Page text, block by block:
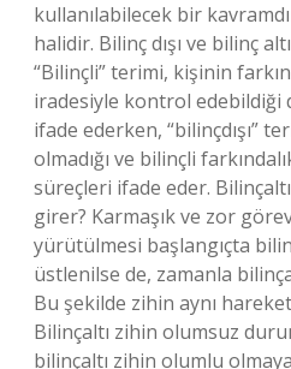
kullanılabilecek bir
halidir. Bilinç dışı ve bilinç
“Bilinçli” terimi, kişinin
iradesiyle kontrol edebildiği
ifade ederken, “bilinçdışı”
olmadığı ve bilinçli
süreçleri ifade eder.
girer? Karmaşık ve zor
yürütülmesi başlangıçta
üstlenilse de, zamanla
Bu şekilde zihin aynı
Bilinçaltı zihin olumsuz
bilinçaltı zihin olumlu